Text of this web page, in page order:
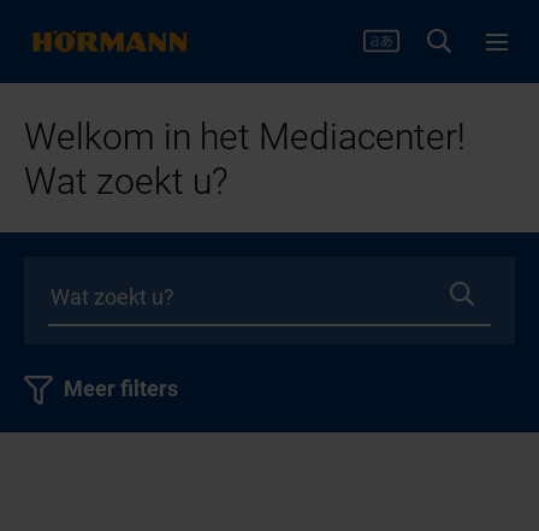
Welkom in het Mediacenter!
Wat zoekt u?
Meer filters